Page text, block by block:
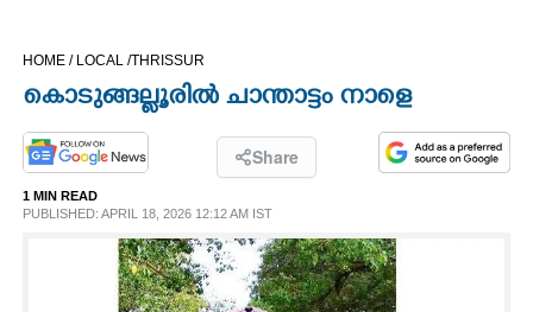
OPINION
PHOTOS
HOME / LOCAL /THRISSUR
കൊടുങ്ങല്ലൂരിൽ ചാന്താട്ടം നാളെ
Share
1 MIN READ
PUBLISHED: APRIL 18, 2026 12:12 AM IST